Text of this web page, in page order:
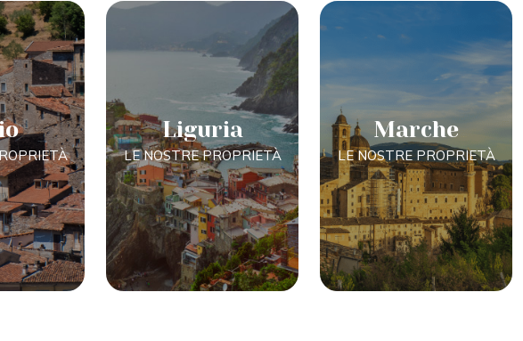
Liguria
LE NOSTRE PROPRIETÀ
Marche
LE NOSTRE PROPRIETÀ